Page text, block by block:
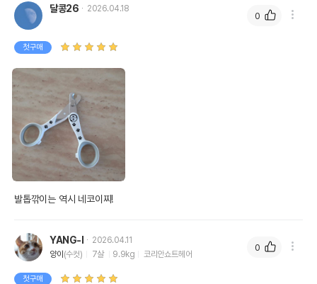
달콩26 2026.04.18
첫구매
발톱깎이는 역시 네코이찌!
0
YANG-I
2026.04.11
양이 (수컷) 7살 9.9kg 코리안쇼트헤어
첫구매
0